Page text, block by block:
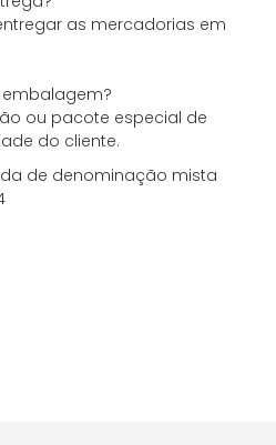
as mercadorias em
ou pacote especial de
do cliente.